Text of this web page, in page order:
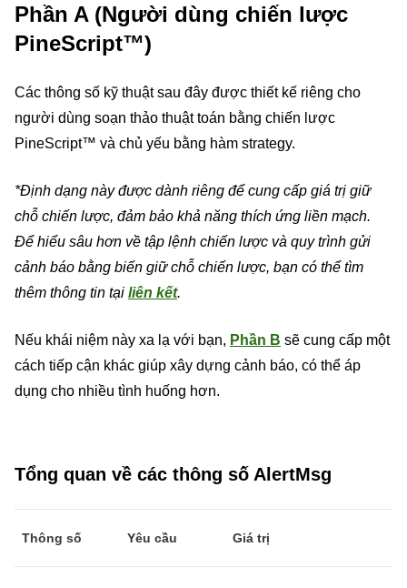
Phần A (Người dùng chiến lược
PineScript™)
Các thông số kỹ thuật sau đây được thiết kế riêng cho
người dùng soạn thảo thuật toán bằng chiến lược
PineScript™ và chủ yếu bằng hàm strategy.
*Định dạng này được dành riêng để cung cấp giá trị giữ
chỗ chiến lược, đảm bảo khả năng thích ứng liền mạch.
Để hiểu sâu hơn về tập lệnh chiến lược và quy trình gửi
cảnh báo bằng biến giữ chỗ chiến lược, bạn có thể tìm
thêm thông tin tại liên kết.
Nếu khái niệm này xa lạ với bạn, Phần B sẽ cung cấp một
cách tiếp cận khác giúp xây dựng cảnh báo, có thể áp
dụng cho nhiều tình huống hơn.
Tổng quan về các thông số AlertMsg
Thông số Yêu cầu Giá trị